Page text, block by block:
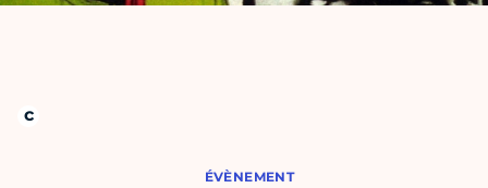
ÉVÈNEMENT